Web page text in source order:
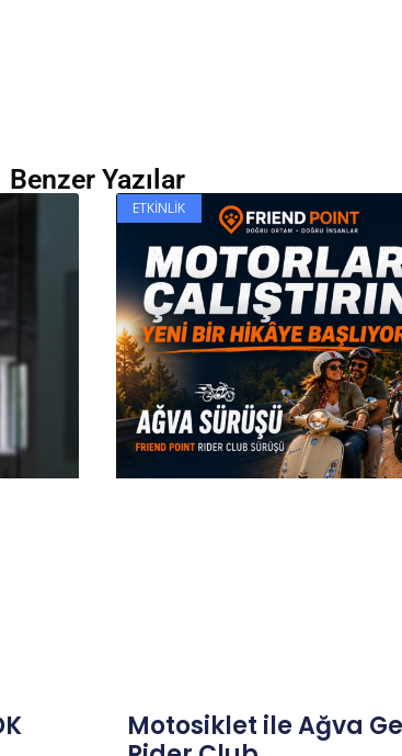
Benzer Yazılar
ETKINLIK
Motosiklet ile Ağva